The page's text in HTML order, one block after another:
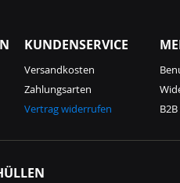
KUNDENSERVICE
Versandkosten
Zahlungsarten
Vertrag widerrufen